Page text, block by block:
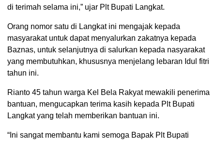
di terimah selama ini,” ujar Plt Bupati Langkat.
Orang nomor satu di Langkat ini mengajak kepada
masyarakat untuk dapat menyalurkan zakatnya kepada
Baznas, untuk selanjutnya di salurkan kepada nasyarakat
yang membutuhkan, khususnya menjelang lebaran Idul fitri
tahun ini.
Rianto 45 tahun warga Kel Bela Rakyat mewakili penerima
bantuan, mengucapkan terima kasih kepada Plt Bupati
Langkat yang telah memberikan bantuan ini.
“Ini sangat membantu kami semoga Bapak Plt Bupati